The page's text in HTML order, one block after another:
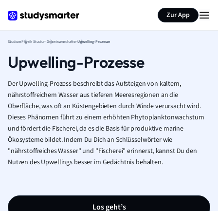
Zur App
StudiumPhysik StudiumGeowissenschaftenUpwelling-Prozesse
Upwelling-Prozesse
Der Upwelling-Prozess beschreibt das Aufsteigen von kaltem,
nährstoffreichem Wasser aus tieferen Meeresregionen an die
Oberfläche, was oft an Küstengebieten durch Winde verursacht wird.
Dieses Phänomen führt zu einem erhöhten Phytoplanktonwachstum
und fördert die Fischerei, da es die Basis für produktive marine
Ökosysteme bildet. Indem Du Dich an Schlüsselwörter wie
"nährstoffreiches Wasser" und "Fischerei" erinnerst, kannst Du den
Nutzen des Upwellings besser im Gedächtnis behalten.
Los geht’s